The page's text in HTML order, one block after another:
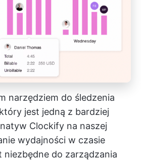
narzędziem do śledzenia
jest jedną z bardziej
Clockify na naszej
wydajności w czasie
do zarządzania